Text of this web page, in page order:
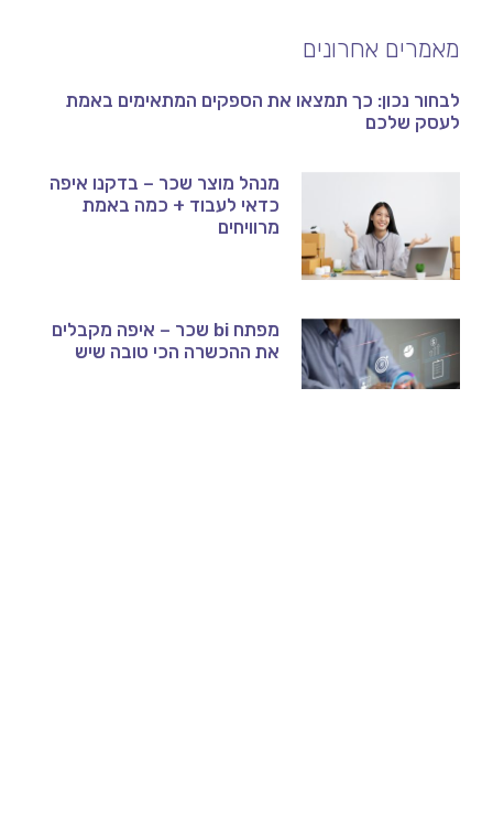
מאמרים אחרונים
לבחור נכון: כך תמצאו את הספקים המתאימים באמת
לעסק שלכם
מנהל מוצר שכר – בדקנו איפה
כדאי לעבוד + כמה באמת
מרוויחים
מפתח bi שכר – איפה מקבלים
את ההכשרה הכי טובה שיש